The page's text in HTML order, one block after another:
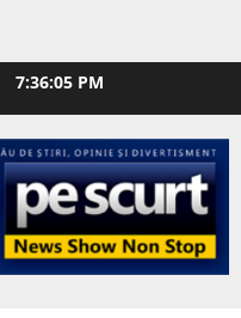
7:36:06 PM